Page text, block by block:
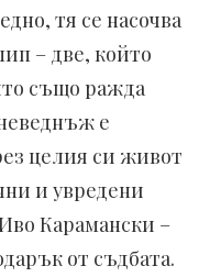
тя се насочва
– две, който
също ражда
е
целия си живот
и увредени
Карамански –
от съдбата.